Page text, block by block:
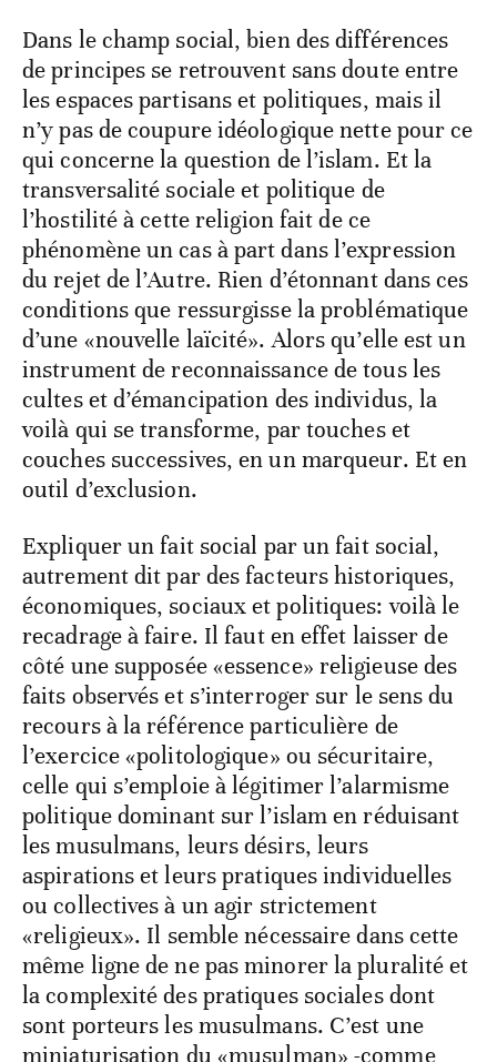
Dans le champ social, bien des différences
de principes se retrouvent sans doute entre
les espaces partisans et politiques, mais il
n’y pas de coupure idéologique nette pour ce
qui concerne la question de l’islam. Et la
transversalité sociale et politique de
l’hostilité à cette religion fait de ce
phénomène un cas à part dans l’expression
du rejet de l’Autre. Rien d’étonnant dans ces
conditions que ressurgisse la problématique
d’une «nouvelle laïcité». Alors qu’elle est un
instrument de reconnaissance de tous les
cultes et d’émancipation des individus, la
voilà qui se transforme, par touches et
couches successives, en un marqueur. Et en
outil d’exclusion.
Expliquer un fait social par un fait social,
autrement dit par des facteurs historiques,
économiques, sociaux et politiques: voilà le
recadrage à faire. Il faut en effet laisser de
côté une supposée «essence» religieuse des
faits observés et s’interroger sur le sens du
recours à la référence particulière de
l’exercice «politologique» ou sécuritaire,
celle qui s’emploie à légitimer l’alarmisme
politique dominant sur l’islam en réduisant
les musulmans, leurs désirs, leurs
aspirations et leurs pratiques individuelles
ou collectives à un agir strictement
«religieux». Il semble nécessaire dans cette
même ligne de ne pas minorer la pluralité et
la complexité des pratiques sociales dont
sont porteurs les musulmans. C’est une
miniaturisation du «musulman» -comme